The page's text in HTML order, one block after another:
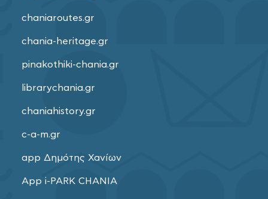
chaniaroutes.gr
chania-heritage.gr
pinakothiki-chania.gr
librarychania.gr
chaniahistory.gr
c-a-m.gr
app Δημότης Χανίων
App i-PARK CHANIA